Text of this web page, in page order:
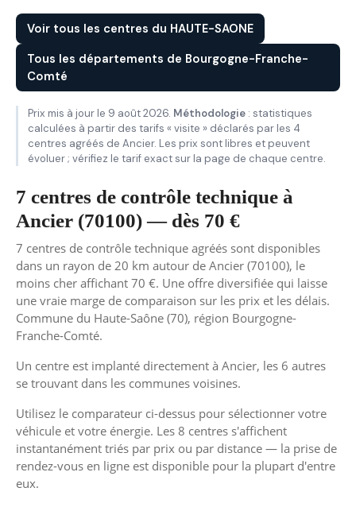
Voir tous les centres du HAUTE-SAONE
Tous les départements de Bourgogne-Franche-
Comté
Prix mis à jour le 9 août 2026. Méthodologie : statistiques
calculées à partir des tarifs « visite » déclarés par les 4
centres agréés de Ancier. Les prix sont libres et peuvent
évoluer ; vérifiez le tarif exact sur la page de chaque centre.
7 centres de contrôle technique à
Ancier (70100) — dès 70 €
7 centres de contrôle technique agréés sont disponibles
dans un rayon de 20 km autour de Ancier (70100), le
moins cher affichant 70 €. Une offre diversifiée qui laisse
une vraie marge de comparaison sur les prix et les délais.
Commune du Haute-Saône (70), région Bourgogne-
Franche-Comté.
Un centre est implanté directement à Ancier, les 6 autres
se trouvant dans les communes voisines.
Utilisez le comparateur ci-dessus pour sélectionner votre
véhicule et votre énergie. Les 8 centres s'affichent
instantanément triés par prix ou par distance — la prise de
rendez-vous en ligne est disponible pour la plupart d'entre
eux.